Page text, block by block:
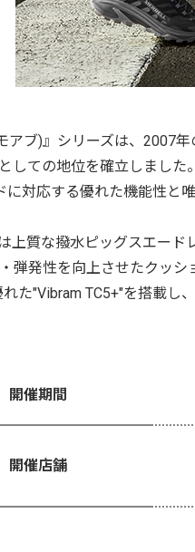
アブ)』シリーズは、2007
しての地位を確立しまし
に対応する優れた機能性と
上質な撥水ピッグスエー
弾発性を向上させたクッシ
た"Vibram TC5+"を搭載し
開催期間
開催店舗